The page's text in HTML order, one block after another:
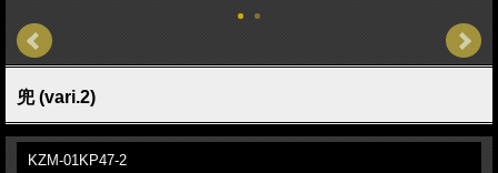
兜 (vari.2)
KZM-01KP47-2